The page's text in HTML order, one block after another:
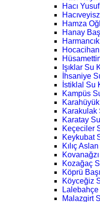
Hacı
Hamza
Hanay
Işıklar Su
İhsaniye
İstiklal Su
Kampüs
Karakulak
Karatay
Keçeciler
Keykubat
Kılıç
Kozağaç
Köprü
Köyceğiz
Lalebahçe
Malazgirt